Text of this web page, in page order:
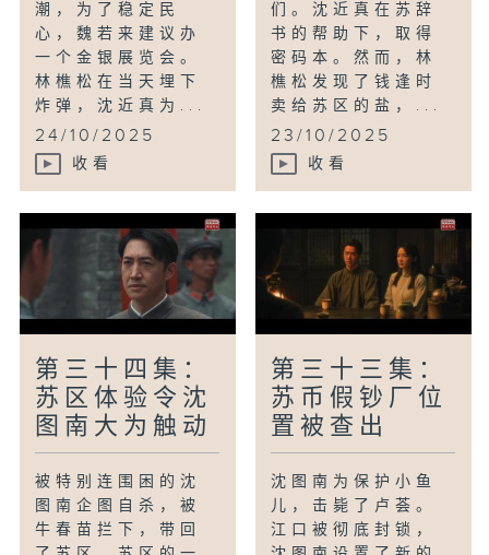
潮，为了稳定民
心，魏若来建议办
一个金银展览会。
林樵松在当天埋下
炸弹，沈近真为...
24/10/2025
收看
们。沈近真在苏辞
书的帮助下，取得
密码本。然而，林
樵松发现了钱逢时
卖给苏区的盐，...
23/10/2025
收看
第三十四集：
苏区体验令沈
图南大为触动
被特别连围困的沈
图南企图自杀，被
牛春苗拦下，带回
第三十三集：
苏币假钞厂位
置被查出
沈图南为保护小鱼
儿，击毙了卢荟。
江口被彻底封锁，